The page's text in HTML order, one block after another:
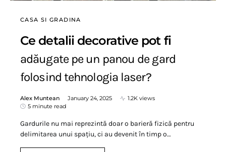
CASA SI GRADINA
Ce detalii decorative pot fi
adăugate pe un panou de gard
folosind tehnologia laser?
Alex Muntean January 24, 2025
1.2K views
5 minute read
Gardurile nu mai reprezintă doar o barieră fizică pentru
delimitarea unui spațiu, ci au devenit în timp o…